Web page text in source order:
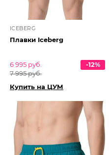
ICEBERG
Плавки Iceberg
6 995 руб.
7 995 руб.
-12%
Купить на ЦУМ